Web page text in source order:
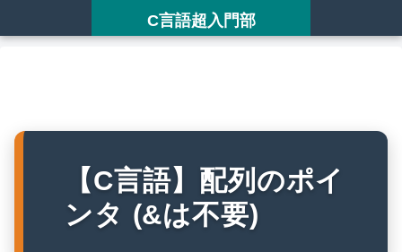
C言語超入門部
【C言語】配列のポイ
ンタ (&は不要)